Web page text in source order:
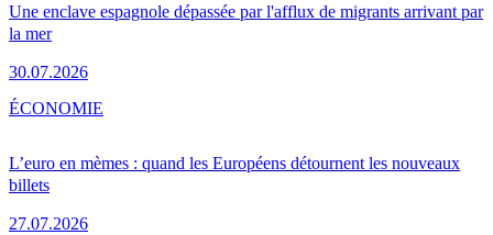
Une enclave espagnole dépassée par l'afflux de migrants arrivant par
la mer
30.07.2026
L’euro en mèmes : quand les Européens détournent les nouveaux
billets
27.07.2026
ÉCONOMIE